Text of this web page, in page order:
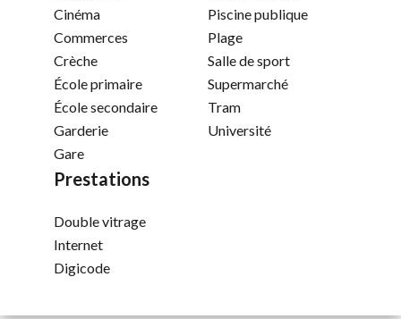
Cinéma
Commerces
Crèche
École primaire
École secondaire
Garderie
Gare
Piscine publique
Plage
Salle de sport
Supermarché
Tram
Université
Prestations
Double vitrage
Internet
Digicode